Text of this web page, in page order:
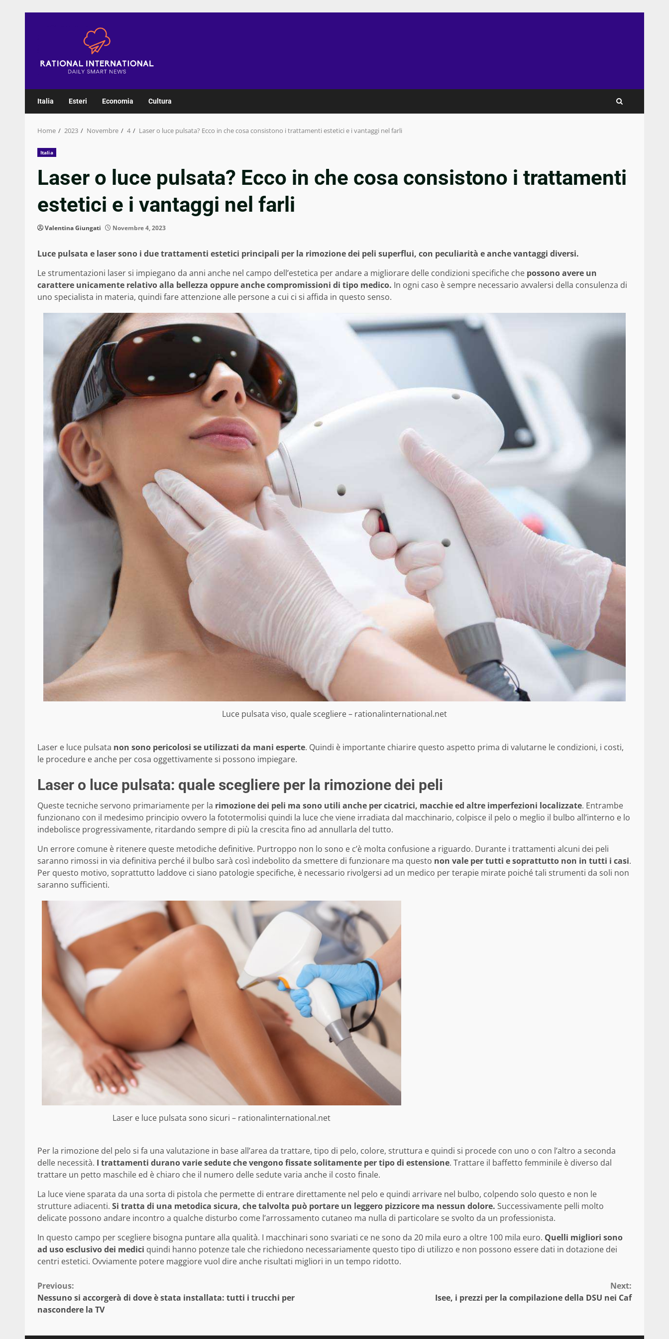
Italia Esteri Economia Cultura
Home 2023 Novembre 4 Laser o luce pulsata? Ecco in che cosa consistono i trattamenti estetici e i vantaggi nel farli
Italia
Laser o luce pulsata? Ecco in che cosa consistono i trattamenti
estetici e i vantaggi nel farli
Valentina Giungati Novembre 4, 2023
Luce pulsata e laser sono i due trattamenti estetici principali per la rimozione dei peli superflui, con peculiarità e anche vantaggi diversi.
Le strumentazioni laser si impiegano da anni anche nel campo dell’estetica per andare a migliorare delle condizioni specifiche che possono avere un
carattere unicamente relativo alla bellezza oppure anche compromissioni di tipo medico. In ogni caso è sempre necessario avvalersi della consulenza di
uno specialista in materia, quindi fare attenzione alle persone a cui ci si affida in questo senso.
Luce pulsata viso, quale scegliere – rationalinternational.net
Laser e luce pulsata non sono pericolosi se utilizzati da mani esperte. Quindi è importante chiarire questo aspetto prima di valutarne le condizioni, i costi,
le procedure e anche per cosa oggettivamente si possono impiegare.
Laser o luce pulsata: quale scegliere per la rimozione dei peli
Queste tecniche servono primariamente per la rimozione dei peli ma sono utili anche per cicatrici, macchie ed altre imperfezioni localizzate. Entrambe
funzionano con il medesimo principio ovvero la fototermolisi quindi la luce che viene irradiata dal macchinario, colpisce il pelo o meglio il bulbo all’interno e lo
indebolisce progressivamente, ritardando sempre di più la crescita fino ad annullarla del tutto.
Un errore comune è ritenere queste metodiche definitive. Purtroppo non lo sono e c’è molta confusione a riguardo. Durante i trattamenti alcuni dei peli
saranno rimossi in via definitiva perché il bulbo sarà così indebolito da smettere di funzionare ma questo non vale per tutti e soprattutto non in tutti i casi.
Per questo motivo, soprattutto laddove ci siano patologie specifiche, è necessario rivolgersi ad un medico per terapie mirate poiché tali strumenti da soli non
saranno sufficienti.
Laser e luce pulsata sono sicuri – rationalinternational.net
Per la rimozione del pelo si fa una valutazione in base all’area da trattare, tipo di pelo, colore, struttura e quindi si procede con uno o con l’altro a seconda
delle necessità. I trattamenti durano varie sedute che vengono fissate solitamente per tipo di estensione. Trattare il baffetto femminile è diverso dal
trattare un petto maschile ed è chiaro che il numero delle sedute varia anche il costo finale.
La luce viene sparata da una sorta di pistola che permette di entrare direttamente nel pelo e quindi arrivare nel bulbo, colpendo solo questo e non le
strutture adiacenti. Si tratta di una metodica sicura, che talvolta può portare un leggero pizzicore ma nessun dolore. Successivamente pelli molto
delicate possono andare incontro a qualche disturbo come l’arrossamento cutaneo ma nulla di particolare se svolto da un professionista.
In questo campo per scegliere bisogna puntare alla qualità. I macchinari sono svariati ce ne sono da 20 mila euro a oltre 100 mila euro. Quelli migliori sono
ad uso esclusivo dei medici quindi hanno potenze tale che richiedono necessariamente questo tipo di utilizzo e non possono essere dati in dotazione dei
centri estetici. Ovviamente potere maggiore vuol dire anche risultati migliori in un tempo ridotto.
Continue
Reading
Previous:
Nessuno si accorgerà di dove è stata installata: tutti i trucchi per
nascondere la TV
Next:
Isee, i prezzi per la compilazione della DSU nei Caf